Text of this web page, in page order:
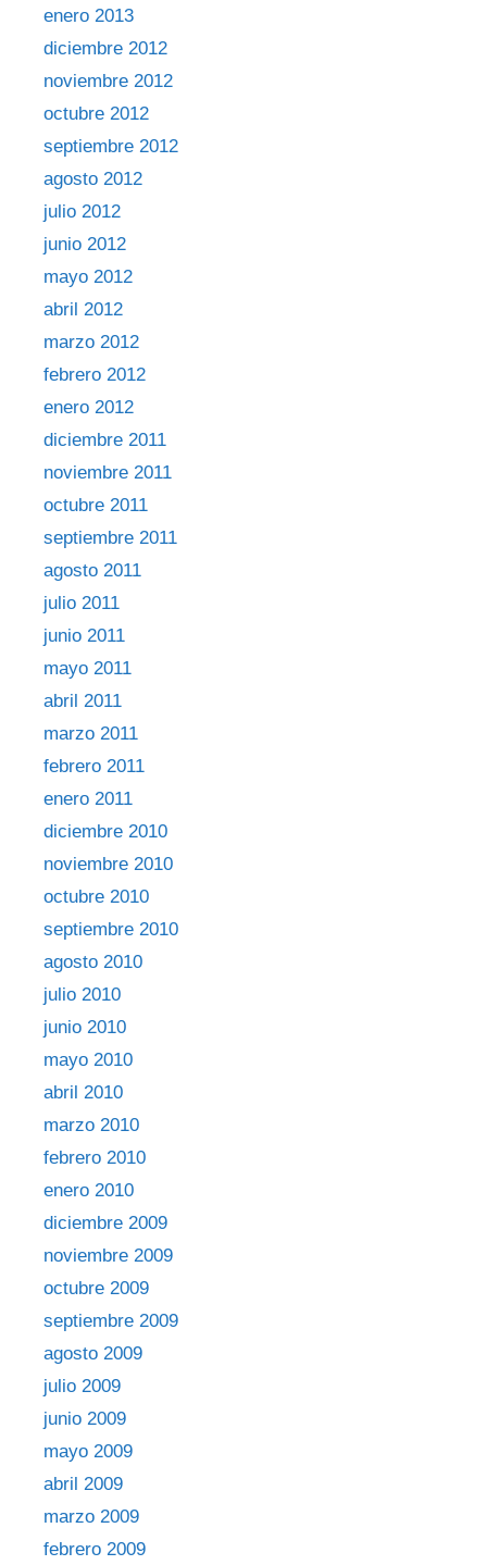
enero 2013
diciembre 2012
noviembre 2012
octubre 2012
septiembre 2012
agosto 2012
julio 2012
junio 2012
mayo 2012
abril 2012
marzo 2012
febrero 2012
enero 2012
diciembre 2011
noviembre 2011
octubre 2011
septiembre 2011
agosto 2011
julio 2011
junio 2011
mayo 2011
abril 2011
marzo 2011
febrero 2011
enero 2011
diciembre 2010
noviembre 2010
octubre 2010
septiembre 2010
agosto 2010
julio 2010
junio 2010
mayo 2010
abril 2010
marzo 2010
febrero 2010
enero 2010
diciembre 2009
noviembre 2009
octubre 2009
septiembre 2009
agosto 2009
julio 2009
junio 2009
mayo 2009
abril 2009
marzo 2009
febrero 2009